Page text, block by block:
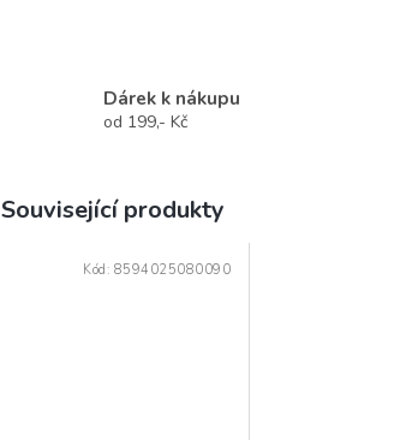
Dárek k nákupu
od 199,- Kč
Související produkty
Kód: 8594025080090